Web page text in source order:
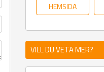
HEMSIDA
VILL DU VETA MER?